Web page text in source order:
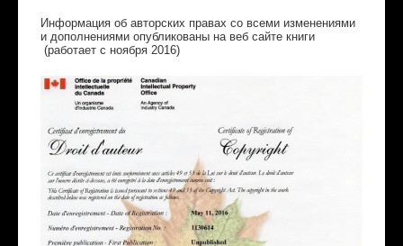
Информация об авторских правах со всеми изменениями
и дополнениями опубликованы на веб сайте книги
(работаетс ноября 2016)